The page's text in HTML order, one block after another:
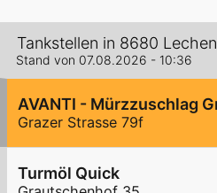
Tankstellen in 8680 Lechen
Stand von 07.08.2026 - 10:36
Grazer Strasse 79f
Turmöl Quick